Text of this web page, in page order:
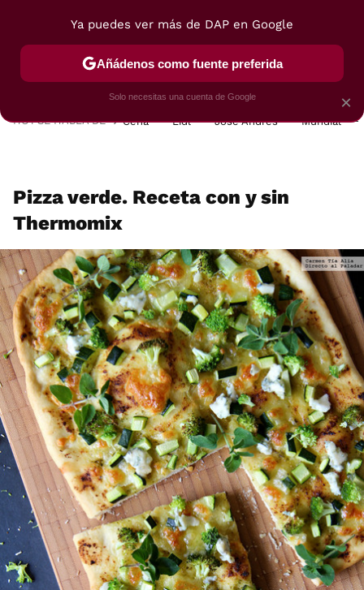
POSTRES VIAJES SELECCIÓN VEGUI
HOY SE HABLA DE Cena Lidl José Andrés Mundial
Pizza verde. Receta con y sin
Thermomix
×
Ya puedes ver más de DAP en Google
Añádenos como fuente preferida
Solo necesitas una cuenta de Google